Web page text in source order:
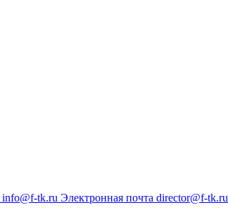
info@f-tk.ru Электронная почта director@f-tk.ru